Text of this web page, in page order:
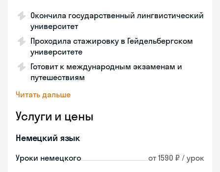
Окончила государственный лингвистический
университет
Проходила стажировку в Гейдельбергском
университете
Готовит к международным экзаменам и
путешествиям
Читать дальше
Услуги и цены
Немецкий язык
Уроки немецкого от 1590 ₽ / урок